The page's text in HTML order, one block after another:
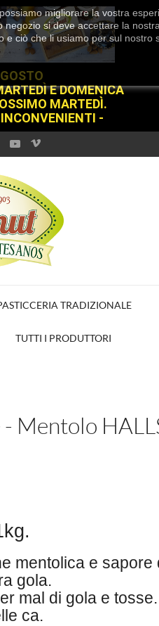
migliorare la vostra
si deve accettare la
ciò che li usiamo per sul nostro
E DOMENICA
MARTEDÌ.
-
TRADIZIONALE
TUTTI I PRODUTTORI
Mentolo
mentolica e
gola.
mal di gola e tosse.
ca.